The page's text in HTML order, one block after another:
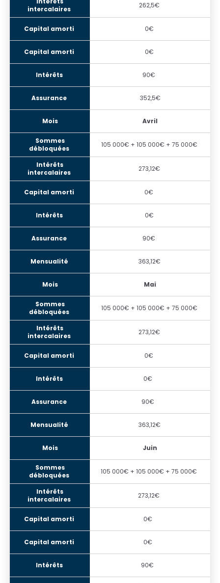
262,5€
0€
0€
90€
352,5€
Avril
105 000€ + 105 000€ + 75 000€
273,12€
0€
0€
90€
363,12€
Mai
105 000€ + 105 000€ + 75 000€
273,12€
0€
0€
90€
363,12€
Juin
105 000€ + 105 000€ + 75 000€
273,12€
0€
0€
90€